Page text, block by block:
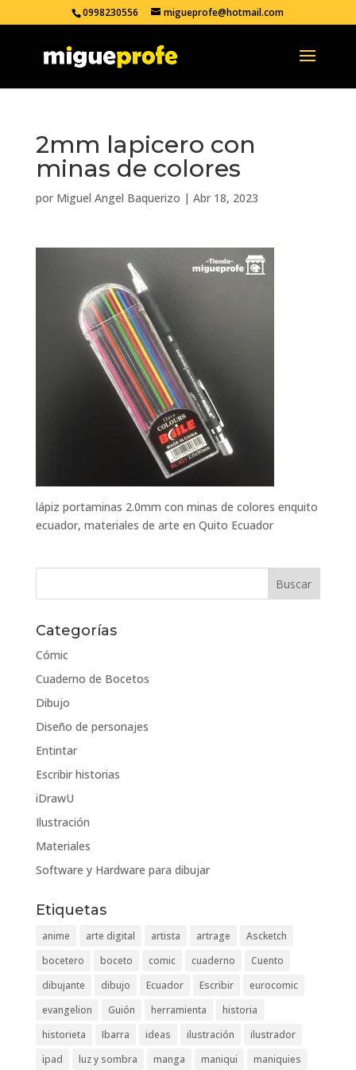
0998230556 migueprofe@hotmail.com
2mm lapicero con
minas de colores
por Miguel Angel Baquerizo | Abr 18, 2023
lápiz portaminas 2.0mm con minas de colores enquito
ecuador, materiales de arte en Quito Ecuador
Categorías
Cómic
Cuaderno de Bocetos
Dibujo
Diseño de personajes
Entintar
Escribir historias
iDrawU
Ilustración
Materiales
Software y Hardware para dibujar
Etiquetas
anime arte digital artista artrage
Ascketch
bocetero
boceto comic cuaderno
Cuento
dibujante
dibujo Ecuador Escribir
eurocomic
evangelion
Guión herramienta
historia
historieta
Ibarra ideas ilustración
ilustrador
ipad
luz y sombra manga maniqui maniquies